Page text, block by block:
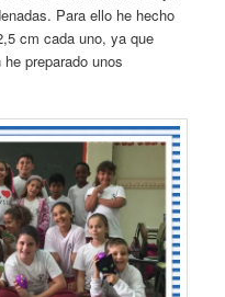
Para ello he hecho
cm cada uno, ya que
preparado unos